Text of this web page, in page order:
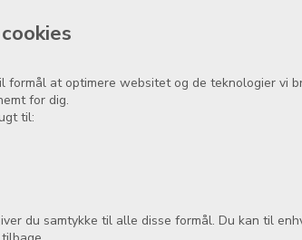
formål at optimere websitet og de teknologier vi
for dig.
til:
du samtykke til alle disse formål. Du kan til